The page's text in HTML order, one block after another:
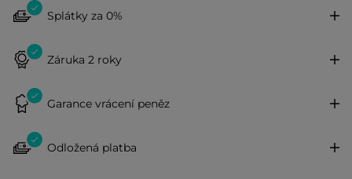
Splátky za 0%
Záruka 2 roky
Garance vrácení peněz
Odložená platba